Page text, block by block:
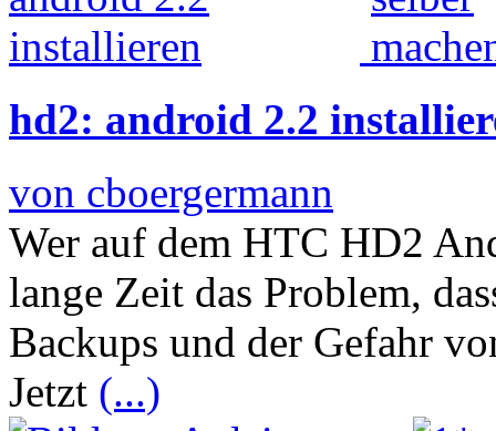
hd2: android 2.2
von cboergermann
Wer auf dem HTC HD2
lange Zeit das Problem,
Backups und der Gefahr
Jetzt (...)